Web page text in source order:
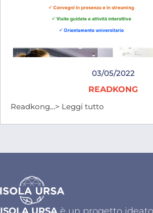
03/05/2022
READKONG
Readkong…> Leggi tutto